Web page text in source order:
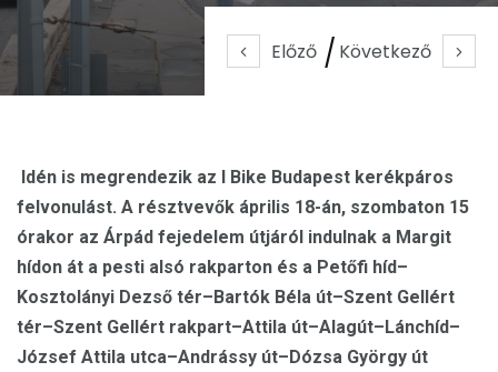
Előző Következő
Idén is megrendezik az I Bike Budapest kerékpáros
felvonulást. A résztvevők április 18-án, szombaton 15
órakor az Árpád fejedelem útjáról indulnak a Margit
hídon át a pesti alsó rakparton és a Petőfi híd–
Kosztolányi Dezső tér–Bartók Béla út–Szent Gellért
tér–Szent Gellért rakpart–Attila út–Alagút–Lánchíd–
József Attila utca–Andrássy út–Dózsa György út